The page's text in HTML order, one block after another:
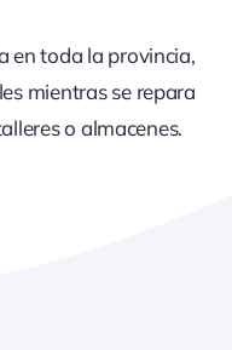
en toda la provincia,
mientras se repara
o almacenes.